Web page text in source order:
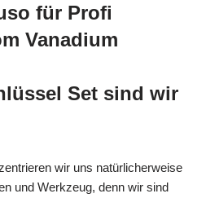
für Profi
Vanadium
Set sind wir
wir uns natürlicherweise
und Werkzeug, denn wir sind